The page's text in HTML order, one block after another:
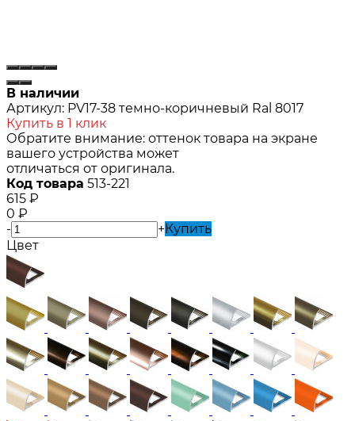
В наличии
Артикул: PV17-38 темно-коричневый Ral 8017
Купить в 1 клик
Обратите внимание: оттенок товара на экране
вашего устройства может
отличаться от оригинала.
Код товара 513-221
615 ₽
0 ₽
-
+Купить
Цвет